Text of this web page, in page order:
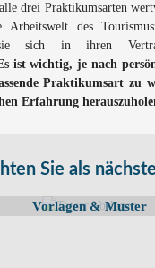
drei Praktikumsarten
des
sich in ihren
ist wichtig, je nach
Praktikumsart zu
Erfahrung
Sie als
Vorlagen & Muster